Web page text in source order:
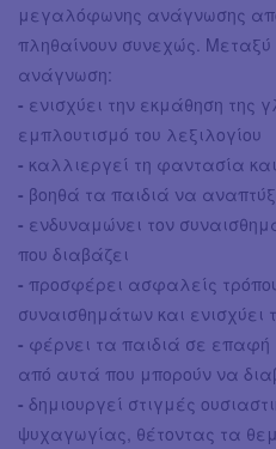
μεγαλόφωνης ανάγνωσης
πληθαίνουν συνεχώς.
ανάγνωση:
- ενισχύει την εκμάθηση της
εμπλουτισμό του λεξιλογίου
- καλλιεργεί τη φαντασία και
- βοηθά τα παιδιά να
- ενδυναμώνει τον
που διαβάζει
- προσφέρει ασφαλείς
συναισθημάτων και ενισχύει
- φέρνει τα παιδιά σε επαφή
από αυτά που μπορούν να
- δημιουργεί στιγμές
ψυχαγωγίας, θέτοντας τα